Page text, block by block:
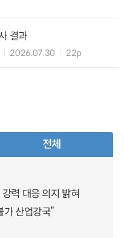
결과
2026.07.30 22p
전체
력 대응 의지 밝혀
산업강국”